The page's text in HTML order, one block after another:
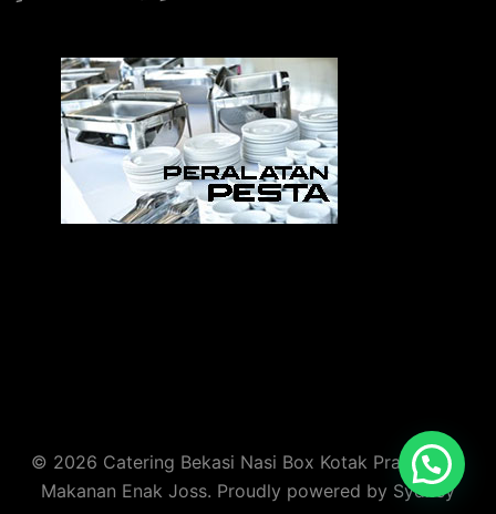
© 2026 Catering Bekasi Nasi Box Kotak Prasmanan
Makanan Enak Joss. Proudly powered by Sydney